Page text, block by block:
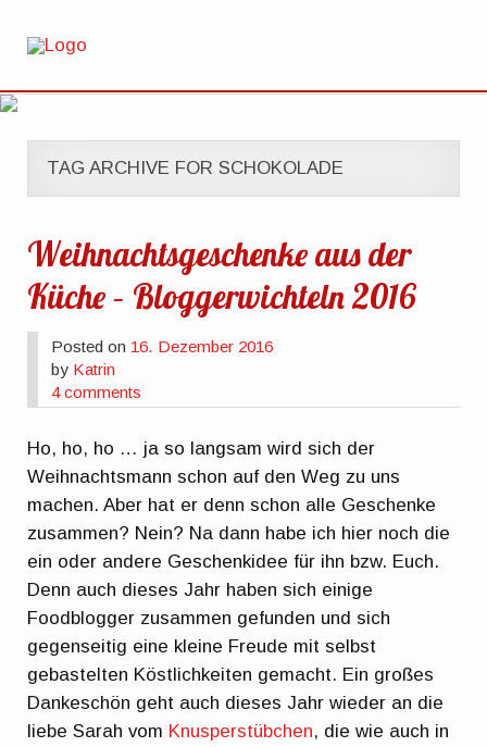
TAG ARCHIVE FOR SCHOKOLADE
Weihnachtsgeschenke aus der
Küche – Bloggerwichteln 2016
Posted on 16. Dezember 2016
by Katrin
4 comments
Ho, ho, ho … ja so langsam wird sich der
Weihnachtsmann schon auf den Weg zu uns
machen. Aber hat er denn schon alle Geschenke
zusammen? Nein? Na dann habe ich hier noch die
ein oder andere Geschenkidee für ihn bzw. Euch.
Denn auch dieses Jahr haben sich einige
Foodblogger zusammen gefunden und sich
gegenseitig eine kleine Freude mit selbst
gebastelten Köstlichkeiten gemacht. Ein großes
Dankeschön geht auch dieses Jahr wieder an die
liebe Sarah vom Knusperstübchen, die wie auch in